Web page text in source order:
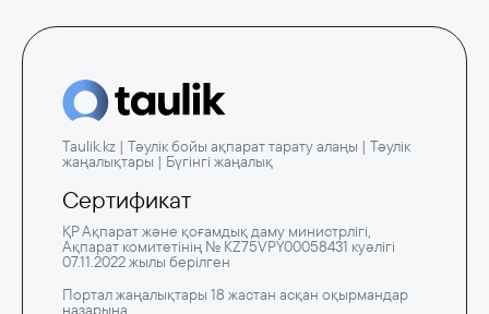
Taulik.kz | Тәулік бойы ақпарат тарату алаңы | Тәулік
жаңалықтары | Бүгінгі жаңалық
Сертификат
ҚР Ақпарат және қоғамдық даму министрлігі,
Ақпарат комитетінің № KZ75VPY00058431 куәлігі
07.11.2022 жылы берілген
Портал жаңалықтары 18 жастан асқан оқырмандар
назарына.